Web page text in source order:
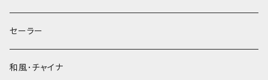
セーラー
和風･チャイナ